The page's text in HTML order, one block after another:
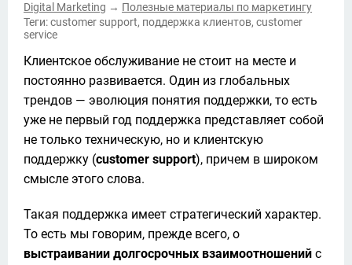
Digital Marketing → Полезные материалы по маркетингу
Теги: customer support, поддержка клиентов, customer
service
Клиентское обслуживание не стоит на месте и
постоянно развивается. Один из глобальных
трендов — эволюция понятия поддержки, то есть
уже не первый год поддержка представляет собой
не только техническую, но и клиентскую
поддержку (customer support), причем в широком
смысле этого слова.
Такая поддержка имеет стратегический характер.
выстраивании долгосрочных взаимоотношений с